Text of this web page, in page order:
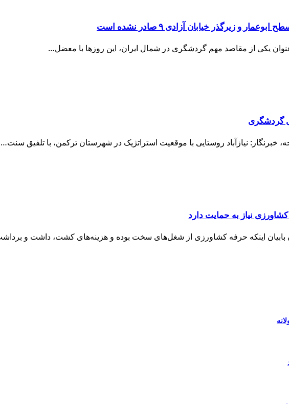
و زیرگذر خیابان آزادی ۹ صادر نشده است
عنوان یکی از مقاصد مهم گردشگری در شمال ایران، این روزها با معضل…
گردشگری
خبرنگار: نیازآباد روستایی با موقعیت استراتژیک در شهرستان ترکمن، با تلفیق سنت…
نیاز به حمایت دارد
بابیان اینکه حرفه کشاورزی از شغل‌های سخت بوده و هزینه‌های کشت، داشت و